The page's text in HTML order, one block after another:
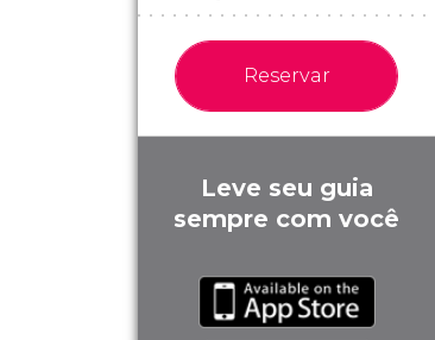
Reservar
Leve seu guia
sempre com você